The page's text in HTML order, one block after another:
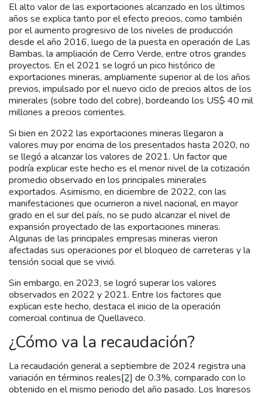
El alto valor de las exportaciones alcanzado en los últimos
años se explica tanto por el efecto precios, como también
por el aumento progresivo de los niveles de producción
desde el año 2016, luego de la puesta en operación de Las
Bambas, la ampliación de Cerro Verde, entre otros grandes
proyectos. En el 2021 se logró un pico histórico de
exportaciones mineras, ampliamente superior al de los años
previos, impulsado por el nuevo ciclo de precios altos de los
minerales (sobre todo del cobre), bordeando los US$ 40 mil
millones a precios corrientes.
Si bien en 2022 las exportaciones mineras llegaron a
valores muy por encima de los presentados hasta 2020, no
se llegó a alcanzar los valores de 2021. Un factor que
podría explicar este hecho es el menor nivel de la cotización
promedio observado en los principales minerales
exportados. Asimismo, en diciembre de 2022, con las
manifestaciones que ocurrieron a nivel nacional, en mayor
grado en el sur del país, no se pudo alcanzar el nivel de
expansión proyectado de las exportaciones mineras.
Algunas de las principales empresas mineras vieron
afectadas sus operaciones por el bloqueo de carreteras y la
tensión social que se vivió.
Sin embargo, en 2023, se logró superar los valores
observados en 2022 y 2021. Entre los factores que
explican este hecho, destaca el inicio de la operación
comercial continua de Quellaveco.
¿Cómo va la recaudación?
La recaudación general a septiembre de 2024 registra una
variación en términos reales[2] de 0.3%, comparado con lo
obtenido en el mismo periodo del año pasado. Los Ingresos